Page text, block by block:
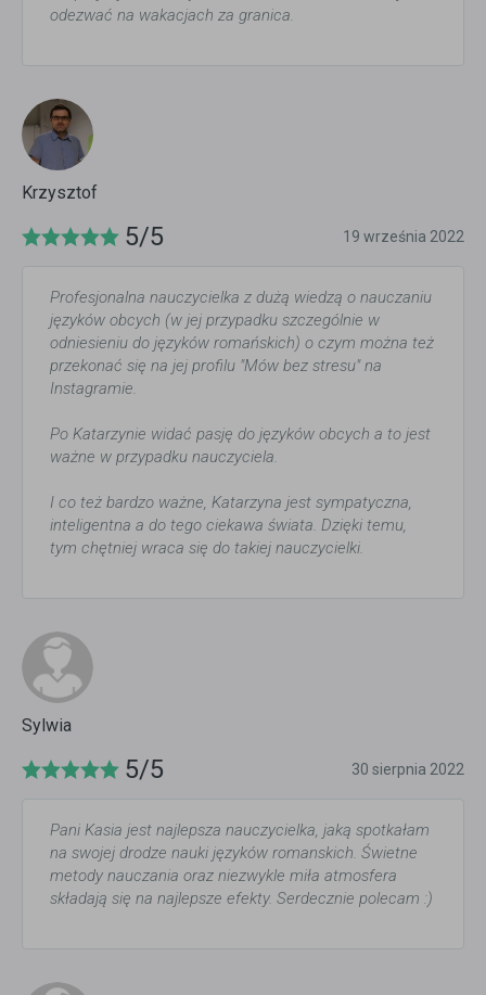
odezwać na wakacjach za granica.
Krzysztof
5/5 19 września 2022
Profesjonalna nauczycielka z dużą wiedzą o nauczaniu
języków obcych (w jej przypadku szczególnie w
odniesieniu do języków romańskich) o czym można też
przekonać się na jej profilu "Mów bez stresu" na
Instagramie.
Po Katarzynie widać pasję do języków obcych a to jest
ważne w przypadku nauczyciela.
I co też bardzo ważne, Katarzyna jest sympatyczna,
inteligentna a do tego ciekawa świata. Dzięki temu,
tym chętniej wraca się do takiej nauczycielki.
Sylwia
5/5 30 sierpnia 2022
Pani Kasia jest najlepsza nauczycielka, jaką spotkałam
na swojej drodze nauki języków romanskich. Świetne
metody nauczania oraz niezwykle miła atmosfera
składają się na najlepsze efekty. Serdecznie polecam :)